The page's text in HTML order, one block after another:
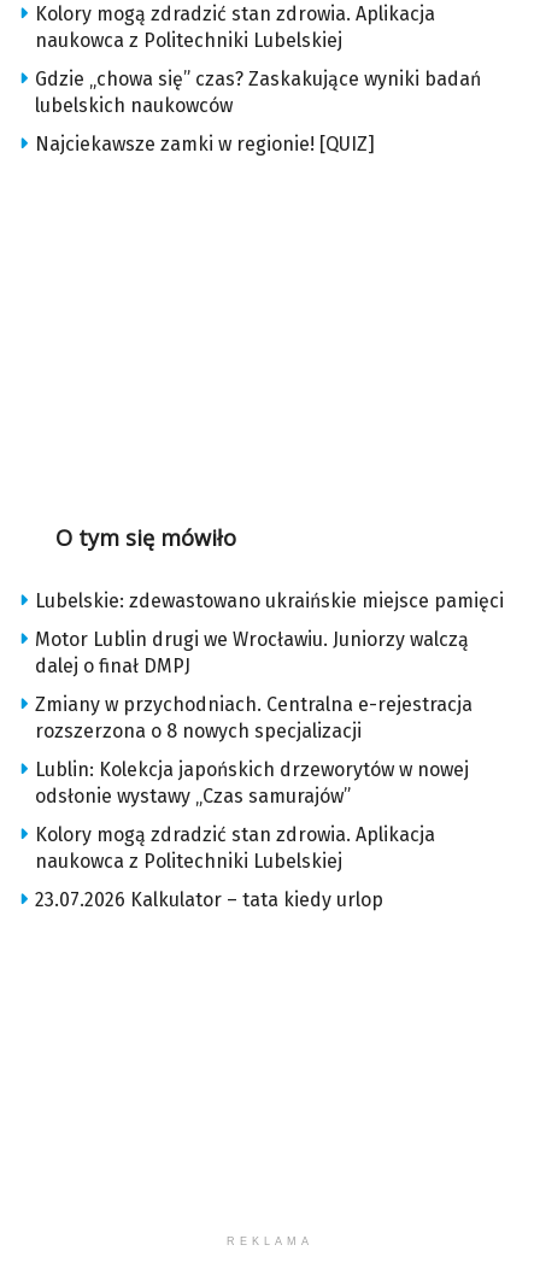
Kolory mogą zdradzić stan zdrowia. Aplikacja
naukowca z Politechniki Lubelskiej
Gdzie „chowa się” czas? Zaskakujące wyniki badań
lubelskich naukowców
Najciekawsze zamki w regionie! [QUIZ]
O tym się mówiło
Lubelskie: zdewastowano ukraińskie miejsce pamięci
Motor Lublin drugi we Wrocławiu. Juniorzy walczą
dalej o finał DMPJ
Zmiany w przychodniach. Centralna e-rejestracja
rozszerzona o 8 nowych specjalizacji
Lublin: Kolekcja japońskich drzeworytów w nowej
odsłonie wystawy „Czas samurajów”
Kolory mogą zdradzić stan zdrowia. Aplikacja
naukowca z Politechniki Lubelskiej
23.07.2026 Kalkulator – tata kiedy urlop
REKLAMA